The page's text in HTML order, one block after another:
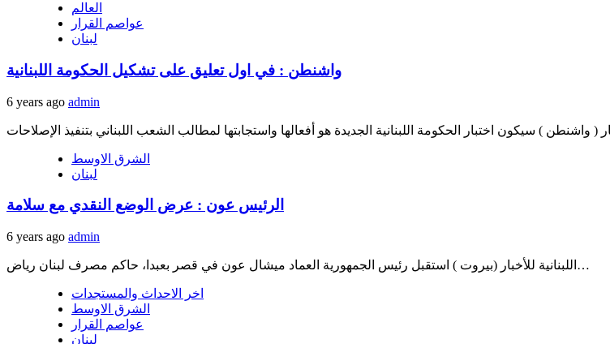
العالم
عواصم القرار
لبنان
واشنطن : في اول تعليق على تشكيل الحكومة اللبنانية
6 years ago admin
الشرق الاوسط
لبنان
الرئيس عون : عرض الوضع النقدي مع سلامة
6 years ago admin
اللبنانية للأخبار (بيروت ) استقبل رئيس الجمهورية العماد ميشال عون في قصر بعبدا، حاكم مصرف لبنان رياض…
اخر الاحداث والمستجدات
الشرق الاوسط
عواصم القرار
لبنان